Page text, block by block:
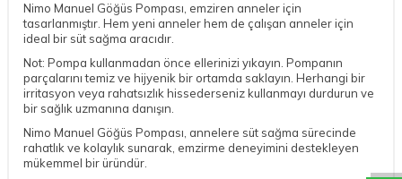
Nimo Manuel Göğüs Pompası, emziren anneler için
tasarlanmıştır. Hem yeni anneler hem de çalışan anneler için
ideal bir süt sağma aracıdır.
Not: Pompa kullanmadan önce ellerinizi yıkayın. Pompanın
parçalarını temiz ve hijyenik bir ortamda saklayın. Herhangi bir
irritasyon veya rahatsızlık hissederseniz kullanmayı durdurun ve
bir sağlık uzmanına danışın.
Nimo Manuel Göğüs Pompası, annelere süt sağma sürecinde
rahatlık ve kolaylık sunarak, emzirme deneyimini destekleyen
mükemmel bir üründür.